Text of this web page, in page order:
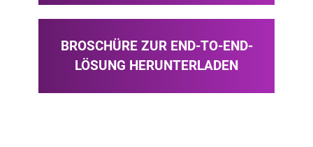
BROSCHÜRE ZUR END-TO-END-
LÖSUNG HERUNTERLADEN